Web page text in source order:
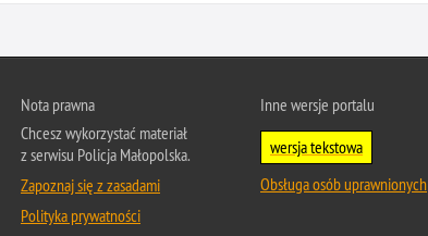
Nota prawna
Chcesz wykorzystać materiał
z serwisu Policja Małopolska.
Zapoznaj się z zasadami
Polityka prywatności
Inne wersje portalu
wersja tekstowa
Obsługa osób uprawnionych